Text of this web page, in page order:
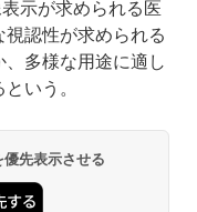
示が求められる医
認性が求められる
多様な用途に適し
いう。
先表示させる